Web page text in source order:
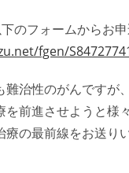
のフォームからお
fgen/
難治性のがんですが
を前進させようと様
の最前線をお送り